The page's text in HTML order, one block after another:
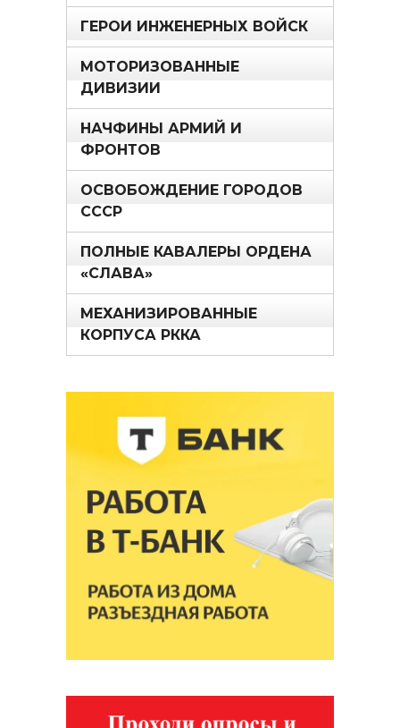
ГЕРОИ ИНЖЕНЕРНЫХ ВОЙСК
МОТОРИЗОВАННЫЕ
ДИВИЗИИ
НАЧФИНЫ АРМИЙ И
ФРОНТОВ
ОСВОБОЖДЕНИЕ ГОРОДОВ
СССР
ПОЛНЫЕ КАВАЛЕРЫ ОРДЕНА
«СЛАВА»
МЕХАНИЗИРОВАННЫЕ
КОРПУСА РККА